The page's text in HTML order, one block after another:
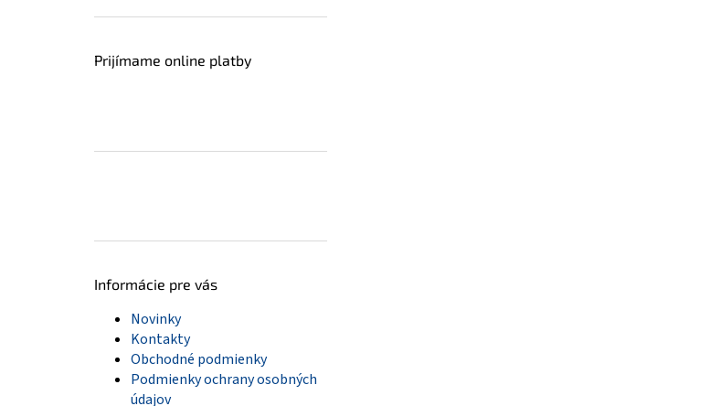
Prijímame online platby
Informácie pre vás
Novinky
Kontakty
Obchodné podmienky
Podmienky ochrany osobných
údajov